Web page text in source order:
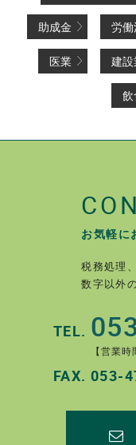
助成金 労働
医業 建設
飲
お気軽に
税務処理
数字以外
TEL.
【営業
FAX. 053-